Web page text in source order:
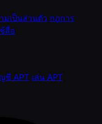
มเป็นส่วนตัว กฎการ
สื่อ
ชี APT เล่น APT